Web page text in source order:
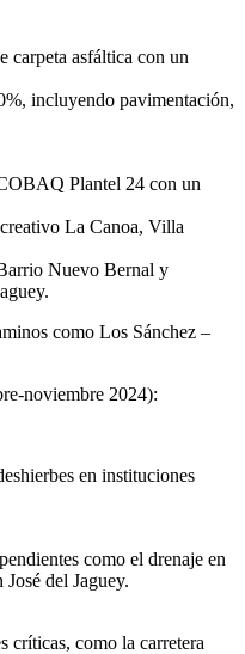
carpeta asfáltica con un
incluyendo pavimentación,
Plantel 24 con un
La Canoa, Villa
Nuevo Bernal y
como Los Sánchez –
noviembre 2024):
en instituciones
como el drenaje en
del Jaguey.
críticas, como la carretera